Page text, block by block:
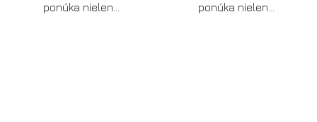
ponúka nielen...
ponúka nielen...